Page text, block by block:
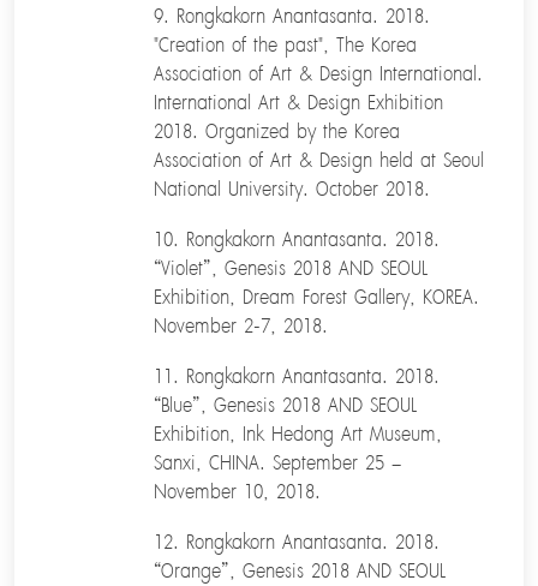
9. Rongkakorn Anantasanta. 2018.
"Creation of the past", The Korea
Association of Art & Design International.
International Art & Design Exhibition
2018. Organized by the Korea
Association of Art & Design held at Seoul
National University. October 2018.
10. Rongkakorn Anantasanta. 2018.
“Violet”, Genesis 2018 AND SEOUL
Exhibition, Dream Forest Gallery, KOREA.
November 2-7, 2018.
11. Rongkakorn Anantasanta. 2018.
“Blue”, Genesis 2018 AND SEOUL
Exhibition, Ink Hedong Art Museum,
Sanxi, CHINA. September 25 –
November 10, 2018.
12. Rongkakorn Anantasanta. 2018.
“Orange”, Genesis 2018 AND SEOUL